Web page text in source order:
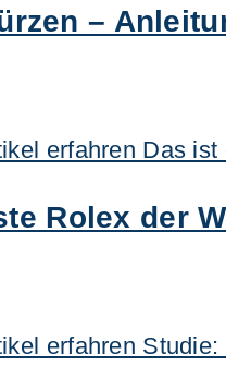
–
Rolex der